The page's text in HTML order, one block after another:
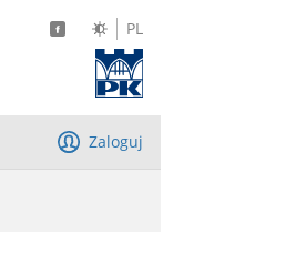
PL
Zaloguj